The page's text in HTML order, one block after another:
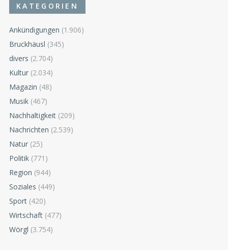
KATEGORIEN
Ankündigungen (1.906)
Bruckhäusl (345)
divers (2.704)
Kultur (2.034)
Magazin (48)
Musik (467)
Nachhaltigkeit (209)
Nachrichten (2.539)
Natur (25)
Politik (771)
Region (944)
Soziales (449)
Sport (420)
Wirtschaft (477)
Wörgl (3.754)